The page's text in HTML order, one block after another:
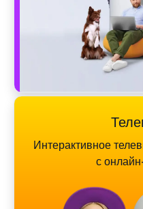
Интерактивное
с